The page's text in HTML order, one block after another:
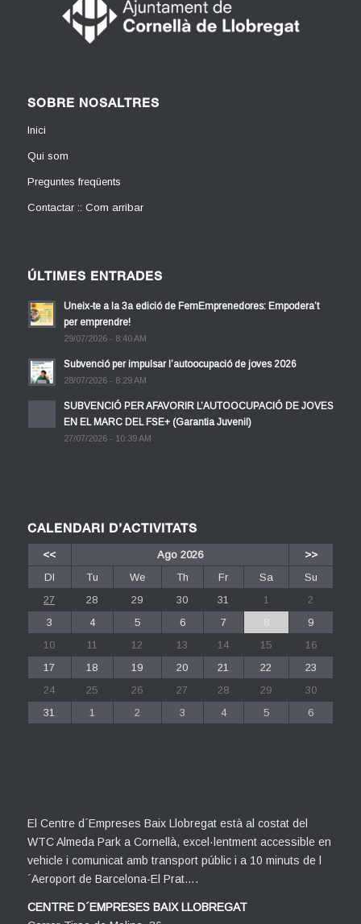
SOBRE NOSALTRES
Inici
Qui som
Preguntes freqüents
Contactar :: Com arribar
ÚLTIMES ENTRADES
Uneix-te a la 3a edició de FemEmprenedores: Empodera’t
per emprendre!
29/07/2026 - 8:40 AM
Subvenció per impulsar l’autoocupació de joves 2026
28/07/2026 - 8:29 AM
SUBVENCIÓ PER AFAVORIR L’AUTOOCUPACIÓ DE JOVES
EN EL MARC DEL FSE+ (Garantia Juvenil)
27/07/2026 - 10:39 AM
CALENDARI D’ACTIVITATS
<< Ago 2026
>>
Dl
Tu We Th Fr Sa
Su
27
28 29 30 31 1
2
3
4 5 6 7 8
9
10
11 12 13 14 15
16
17
18 19 20 21 22
23
24
25 26 27 28 29
30
31
1 2 3 4 5 6
El Centre d´Empreses Baix Llobregat està al costat del
WTC Almeda Park a Cornellà, excel·lentment accessible en
vehicle i comunicat amb transport públic i a 10 minuts de l
´Aeroport de Barcelona-El Prat….
CENTRE D´EMPRESES BAIX LLOBREGAT